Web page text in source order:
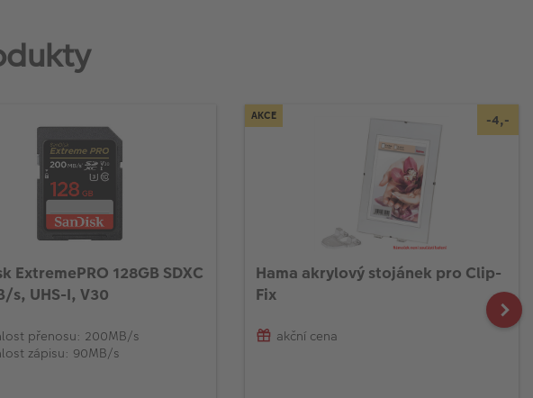
ExtremePRO 128GB SDXC
s, UHS-I, V30
přenosu: 200MB/s
zápisu: 90MB/s
AKCE -4,-
Hama akrylový stojánek pro Clip-
Fix
akční cena